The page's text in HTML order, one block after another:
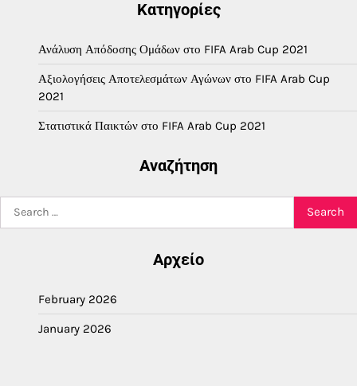
Κατηγορίες
Ανάλυση Απόδοσης Ομάδων στο FIFA Arab Cup 2021
Αξιολογήσεις Αποτελεσμάτων Αγώνων στο FIFA Arab Cup
2021
Στατιστικά Παικτών στο FIFA Arab Cup 2021
Αναζήτηση
Αρχείο
February 2026
January 2026